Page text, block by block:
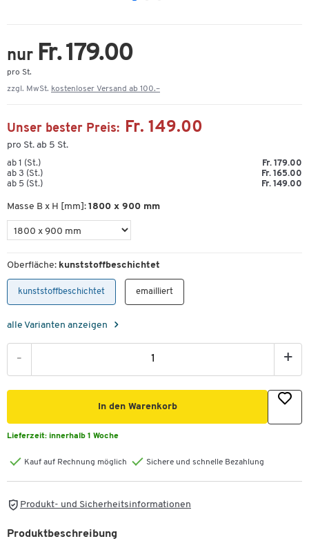
nur Fr. 179.00
pro St.
zzgl. MwSt. kostenloser Versand ab 100.–
Unser bester Preis: Fr. 149.00
pro St. ab 5 St.
ab 1 (St.)
Fr. 179.00
ab 3 (St.)
Fr. 165.00
ab 5 (St.)
Fr. 149.00
Masse B x H [mm]: 1800 x 900 mm
Oberfläche: kunststoffbeschichtet
kunststoffbeschichtet emailliert
alle Varianten anzeigen
- +
In den Warenkorb
Lieferzeit: innerhalb 1 Woche
Kauf auf Rechnung möglich Sichere und schnelle Bezahlung
Produkt- und Sicherheitsinformationen
Produktbeschreibung